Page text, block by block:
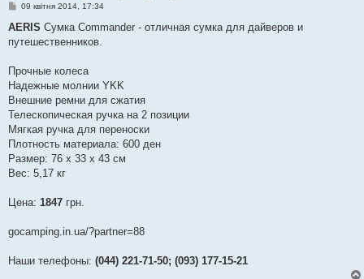
П
в
д
л
е
н
н
я
09 квітня 2014, 17:34
AERIS Сумка Commander - отличная сумка для дайверов и
путешественников.
Прочные колеса
Надежные молнии YKK
Внешние ремни для сжатия
Телескопическая ручка на 2 позиции
Мягкая ручка для переноски
Плотность материала: 600 ден
Размер: 76 х 33 х 43 см
Вес: 5,17 кг
Цена: 1847 грн.
gocamping.in.ua/?partner=88
Наши телефоны: (044) 221-71-50; (093) 177-15-21